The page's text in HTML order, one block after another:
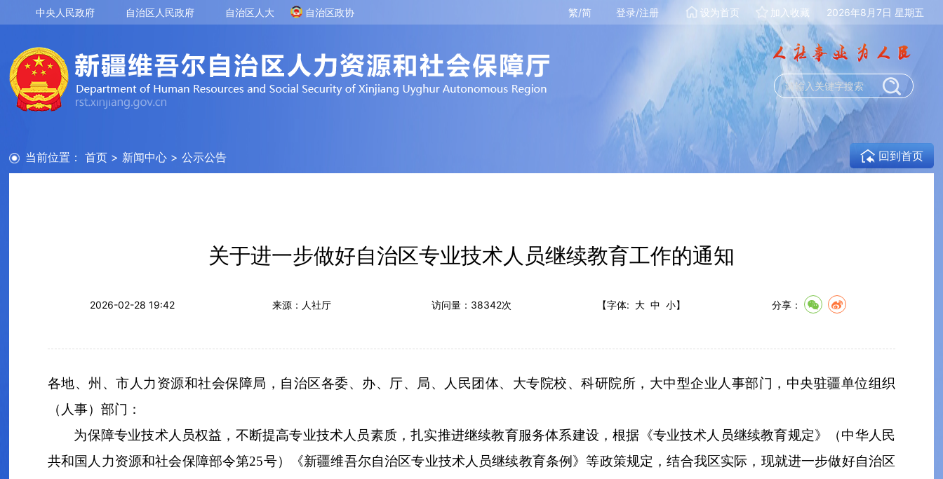
中央人民政府 自治区人民政府 自治区人大 自治区政协 2026年8月7日 星期五
加入收藏
设为首页
登录/注册
繁/简
当前位置： 首页 > 新闻中心 > 公示公告 回到首页
关于进一步做好自治区专业技术人员继续教育工作的通知
2026-02-28 19:42 来源：人社厅 访问量： 38342次 【字体: 大 中 小】 分享：
各地、州、市人力资源和社会保障局，自治区各委、办、厅、局、人民团体、大专院校、科研院所 ， 大中型企业人事部门 ， 中央驻疆单位组织
（ 人事） 部门：
为保障专业技术人员权益，不断提高专业技术人员素质，扎实推进继续教育服务体系建设，根据《专业技术人员继续教育规定》（中华人民
共和国人力资源和社会保障部令第25号）《新疆维吾尔自治区专业技术人员继续教育条例》等政策规定，结合我区实际，现就进一步做好自治区